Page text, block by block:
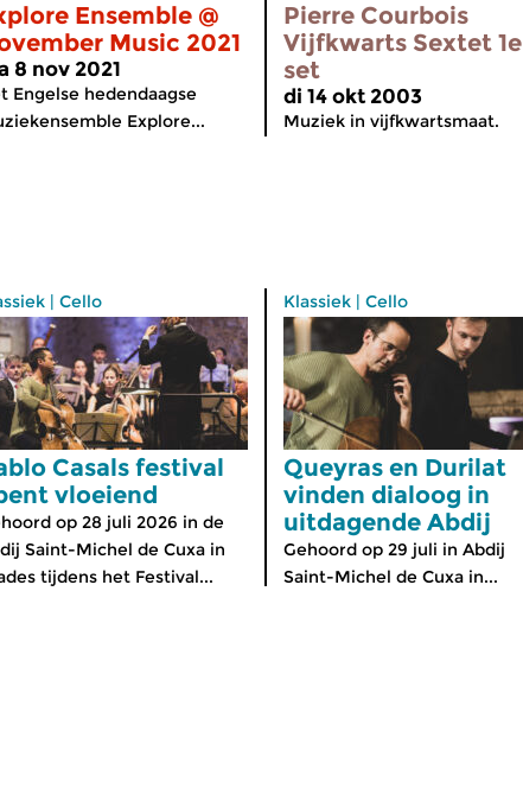
Ensemble @
Music 2021
8 nov 2021
Engelse hedendaagse
Explore...
Pierre Courbois
Vijfkwarts Sextet 1e
set
di 14 okt 2003
Muziek in vijfkwartsmaat.
| Cello
Casals festival
vloeiend
op 28 juli 2026 in de
Saint-Michel de Cuxa in
tijdens het Festival...
Klassiek | Cello
Queyras en Durilat
vinden dialoog in
uitdagende Abdij
Gehoord op 29 juli in Abdij
Saint-Michel de Cuxa in...